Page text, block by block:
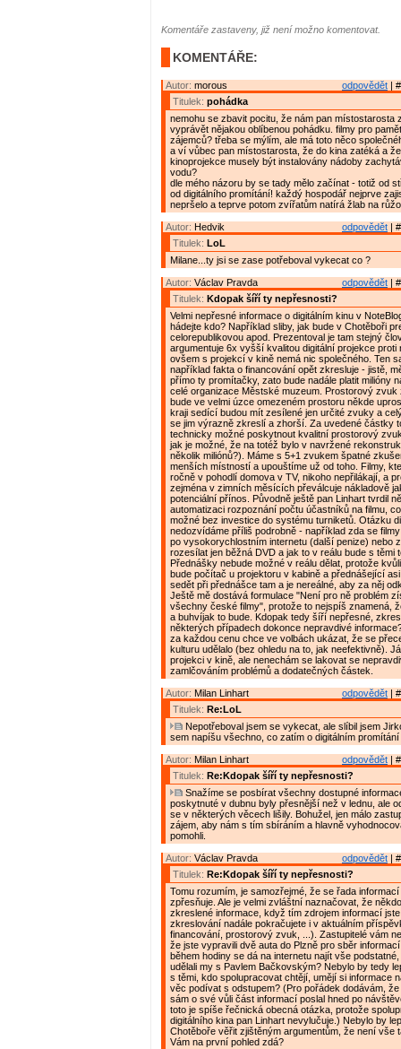
Komentáře zastaveny, již není možno komentovat.
KOMENTÁŘE:
odpovědět |
Autor: morous
Titulek: pohádka
nemohu se zbavit pocitu, že nám pan místostarosta
vyprávět nějakou oblíbenou pohádku. filmy pro
zájemců? třeba se mýlím, ale má toto něco
a ví vůbec pan místostarosta, že do kina zatéká a
kinoprojekce musely být instalovány nádoby
vodu?
dle mého názoru by se tady mělo začínat - totiž od
od digitálního promítání! každý hospodář nejprve
nepršelo a teprve potom zvířatům natírá žlab na
odpovědět |
Autor: Hedvik
Titulek: LoL
Milane...ty jsi se zase potřeboval vykecat co ?
odpovědět |
Autor: Václav Pravda
Titulek: Kdopak šíří ty nepřesnosti?
Velmi nepřesné informace o digitálním kinu v
hádejte kdo? Například sliby, jak bude v Chotěboři
celorepublikovou apod. Prezentoval je tam stejný
argumentuje 6x vyšší kvalitou digitální projekce proti
ovšem s projekcí v kině nemá nic společného. Ten
například fakta o financování opět zkresluje - jistě,
přímo ty promítačky, zato bude nadále platit milióny
celé organizace Městské muzeum. Prostorový zvuk
bude ve velmi úzce omezeném prostoru někde
kraji sedící budou mít zesílené jen určité zvuky a
se jim výrazně zkreslí a zhorší. Za uvedené částky
technicky možné poskytnout kvalitní prostorový
jak je možné, že na totéž bylo v navržené
několik miliónů?). Máme s 5+1 zvukem špatné
menších místností a upouštíme už od toho. Filmy,
ročně v pohodlí domova v TV, nikoho nepřilákají, a
zejména v zimních měsících převálcuje nákladově
potenciální přínos. Původně ještě pan Linhart tvrdil
automatizaci rozpoznání počtu účastníků na filmu,
možné bez investice do systému turniketů. Otázku
nedozvídáme příliš podrobně - například zda se
po vysokorychlostním internetu (další penize) nebo
rozesílat jen běžná DVD a jak to v reálu bude s těmi
Přednášky nebude možné v reálu dělat, protože
bude počítač u projektoru v kabině a přednášející
sedět při přednášce tam a je nereálné, aby za něj
Ještě mě dostává formulace "Není pro ně problém
všechny české filmy", protože to nejspíš znamená,
a buhvíjak to bude. Kdopak tedy šíří nepřesné,
některých případech dokonce nepravdivé
za každou cenu chce ve volbách ukázat, že se
kulturu udělalo (bez ohledu na to, jak neefektivně).
projekci v kině, ale nenechám se lakovat se
zamlčováním problémů a dodatečných částek.
odpovědět |
Autor: Milan Linhart
Titulek: Re:LoL
Nepotřeboval jsem se vykecat, ale slíbil jsem
sem napíšu všechno, co zatím o digitálním
odpovědět |
Autor: Milan Linhart
Titulek: Re:Kdopak šíří ty nepřesnosti?
Snažíme se posbírat všechny dostupné
poskytnuté v dubnu byly přesnější než v lednu, ale
se v některých věcech lišily. Bohužel, jen málo
zájem, aby nám s tím sbíráním a hlavně
pomohli.
odpovědět |
Autor: Václav Pravda
Titulek: Re:Kdopak šíří ty nepřesnosti?
Tomu rozumím, je samozřejmé, že se řada
zpřesňuje. Ale je velmi zvláštní naznačovat, že
zkreslené informace, když tím zdrojem informací
zkreslování nadále pokračujete i v aktuálním
financování, prostorový zvuk, ...). Zastupitelé vám
že jste vypravili dvě auta do Plzně pro sběr
během hodiny se dá na internetu najít vše
udělali my s Pavlem Bačkovským? Nebylo by tedy
s těmi, kdo spolupracovat chtějí, umějí si informace
věc podívat s odstupem? (Pro pořádek dodávám, že
sám o své vůli část informací poslal hned po
toto je spíše řečnická obecná otázka, protože
digitálního kina pan Linhart nevylučuje.) Nebylo by
Chotěboře věřit zjištěným argumentům, že není vše
Vám na první pohled zdá?